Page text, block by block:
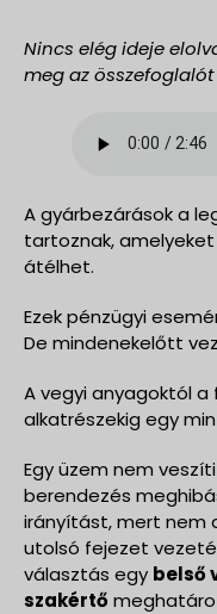
Nincs elég ideje
meg az
A gyárbezárások a
tartoznak,
átélhet.
Ezek pénzügyi
De mindenekelőtt
A vegyi anyagoktól
alkatrészekig egy
Egy üzem nem
berendezés
irányítást, mert nem
utolsó fejezet
választás egy belső
szakértő